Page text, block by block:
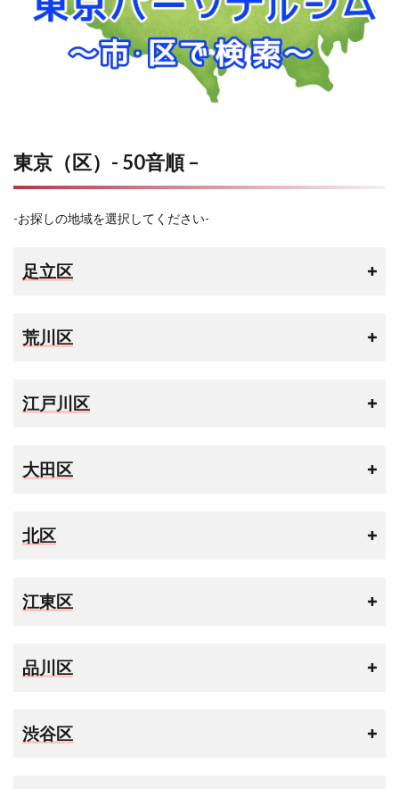
東京（区）- 50音順 –
-お探しの地域を選択してください-
足立区
荒川区
江戸川区
大田区
北区
江東区
品川区
渋谷区